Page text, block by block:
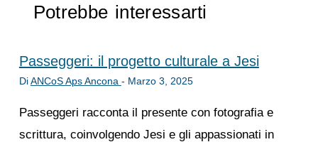
Potrebbe interessarti
Passeggeri: il progetto culturale a Jesi
DiANCoS Aps Ancona - Marzo 3, 2025
Passeggeri racconta il presente con fotografia e
scrittura, coinvolgendo Jesi e gli appassionati in